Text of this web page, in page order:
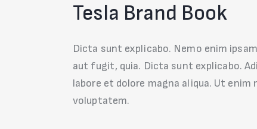
Tesla Brand Book
Dicta sunt explicabo. Nemo enim
aut fugit, quia. Dicta sunt explicabo.
labore et dolore magna aliqua. Ut
voluptatem.